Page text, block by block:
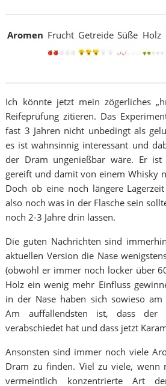
Aromen Frucht Getreide Süße Holz
Ich könnte jetzt mein zögerliches
Reifeprüfung zitieren. Das
fast 3 Jahren nicht unbedingt als
es ist wahnsinnig interessant und
der Dram ungenießbar wäre. Er ist
gereift und damit von einem Whisky
Doch ob eine noch längere
also noch was in der Flasche sein
noch 2-3 Jahre drin lassen.
Die guten Nachrichten sind
aktuellen Version die Nase
(obwohl er immer noch locker über
Holz ein wenig mehr Einfluss
in der Nase haben sich sowieso am
Am auffallendsten ist, dass der
verabschiedet hat und dass jetzt
Ansonsten sind immer noch viele
Dram zu finden. Viel zu viele, wenn
vermeintlich konzentrierte Art